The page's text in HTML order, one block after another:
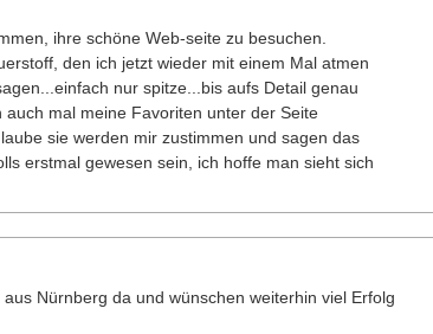
ihre schöne Web-seite zu besuchen.
den ich jetzt wieder mit einem Mal atmen
nur spitze...bis aufs Detail genau
mal meine Favoriten unter der Seite
sie werden mir zustimmen und sagen das
erstmal gewesen sein, ich hoffe man sieht sich
Nürnberg da und wünschen weiterhin viel Erfolg